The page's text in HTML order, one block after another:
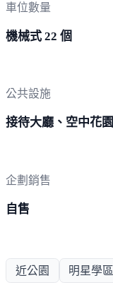
車位數量
機械式 22 個
公共設施
接待大廳、空中花園
企劃銷售
自售
近公園 明星學區